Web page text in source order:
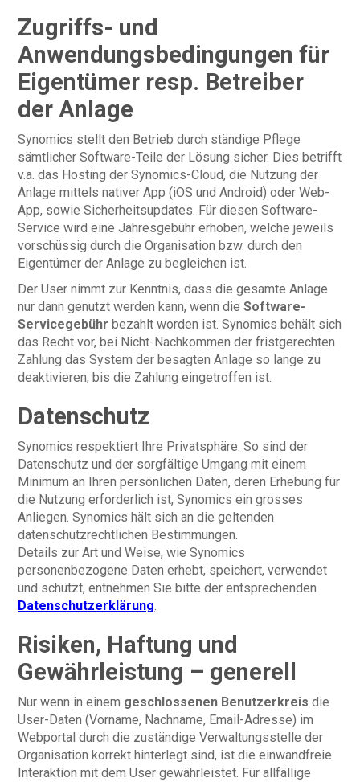
Zugriffs- und
Anwendungsbedingungen für
Eigentümer resp. Betreiber
der Anlage
Synomics stellt den Betrieb durch ständige Pflege
sämtlicher Software-Teile der Lösung sicher. Dies betrifft
v.a. das Hosting der Synomics-Cloud, die Nutzung der
Anlage mittels nativer App (iOS und Android) oder Web-
App, sowie Sicherheitsupdates. Für diesen Software-
Service wird eine Jahresgebühr erhoben, welche jeweils
vorschüssig durch die Organisation bzw. durch den
Eigentümer der Anlage zu begleichen ist.
Der User nimmt zur Kenntnis, dass die gesamte Anlage
nur dann genutzt werden kann, wenn dieSoftware-
Servicegebühr bezahlt worden ist. Synomics behält sich
das Recht vor, bei Nicht-Nachkommen der fristgerechten
Zahlung das System der besagten Anlage so lange zu
deaktivieren, bis die Zahlung eingetroffen ist.
Datenschutz
Synomics respektiert Ihre Privatsphäre. So sind der
Datenschutz und der sorgfältige Umgang mit einem
Minimum an Ihren persönlichen Daten, deren Erhebung für
die Nutzung erforderlich ist, Synomics ein grosses
Anliegen. Synomics hält sich an die geltenden
datenschutzrechtlichen Bestimmungen.
Details zur Art und Weise, wie Synomics
personenbezogene Daten erhebt, speichert, verwendet
und schützt, entnehmen Sie bitte der entsprechenden
Datenschutzerklärung.
Risiken, Haftung und
Gewährleistung – generell
Nur wenn in einem geschlossenen Benutzerkreis die
User-Daten (Vorname, Nachname, Email-Adresse) im
Webportal durch die zuständige Verwaltungsstelle der
Organisation korrekt hinterlegt sind, ist die einwandfreie
Interaktion mit dem User gewährleistet. Für allfällige